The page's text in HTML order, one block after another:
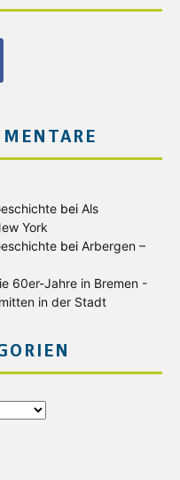
bei Als
York
bei Arbergen –
60er-Jahre in Bremen -
in der Stadt